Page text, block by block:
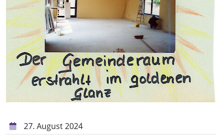
27. August 2024